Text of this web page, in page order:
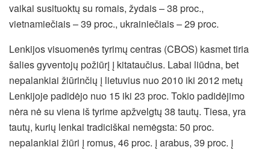
vaikai susituoktų su romais, žydais – 38 proc.,
vietnamiečiais – 39 proc., ukrainiečiais – 29 proc.
Lenkijos visuomenės tyrimų centras (CBOS) kasmet tiria
šalies gyventojų požiūrį į kitataučius. Labai liūdna, bet
nepalankiai žiūrinčių į lietuvius nuo 2010 iki 2012 metų
Lenkijoje padidėjo nuo 15 iki 23 proc. Tokio padidėjimo
nėra nė su viena iš tyrime apžvelgtų 38 tautų. Tiesa, yra
tautų, kurių lenkai tradiciškai nemėgsta: 50 proc.
nepalankiai žiūri į romus, 46 proc. į arabus, 39 proc. į